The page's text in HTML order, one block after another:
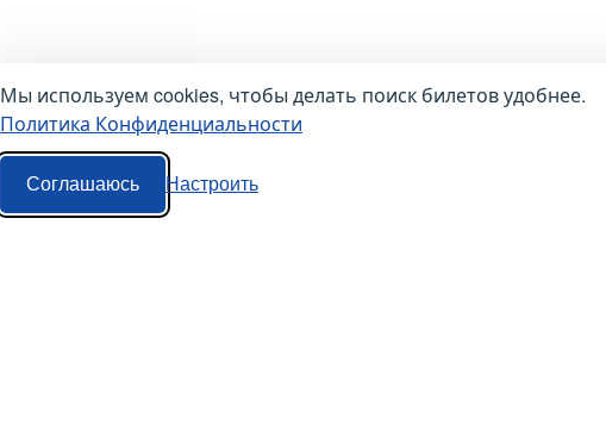
Мы используем cookies, чтобы делать поиск билетов удобнее.
Политика Конфиденциальности
Соглашаюсь Настроить